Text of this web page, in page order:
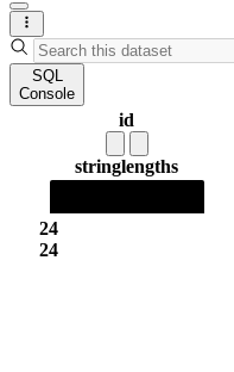
SQL
Console
id
stringlengths
24
24